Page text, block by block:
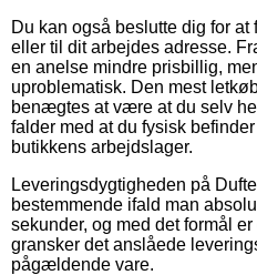
Du kan også beslutte dig for
eller til dit arbejdes adresse.
en anelse mindre prisbillig,
uproblematisk. Den mest
benægtes at være at du selv
falder med at du fysisk
butikkens arbejdslager.
Leveringsdygtigheden på
bestemmende ifald man
sekunder, og med det formål
gransker det anslåede
pågældende vare.